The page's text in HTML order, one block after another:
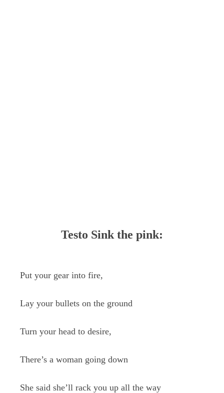
Testo Sink the pink:
Put your gear into fire,
Lay your bullets on the ground
Turn your head to desire,
There’s a woman going down
She said she’ll rack you up all the way